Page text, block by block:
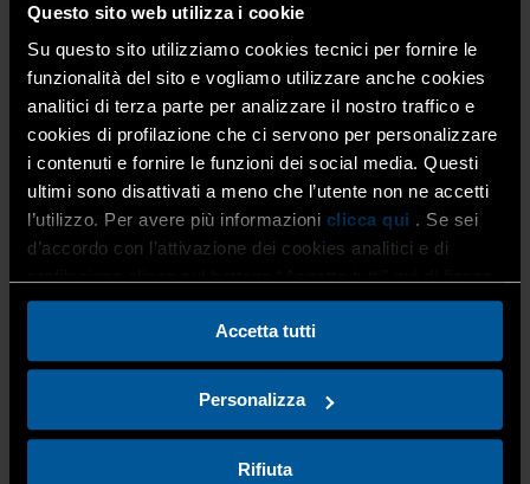
Questo sito web utilizza i cookie
Su questo sito utilizziamo cookies tecnici per fornire le
funzionalità del sito e vogliamo utilizzare anche cookies
analitici di terza parte per analizzare il nostro traffico e
cookies di profilazione che ci servono per personalizzare
i contenuti e fornire le funzioni dei social media. Questi
ultimi sono disattivati a meno che l’utente non ne accetti
l’utilizzo. Per avere più informazioni clicca qui . Se sei
d’accordo con l’attivazione dei cookies analitici e di
Accetta tutti
Personalizza
Rifiuta
Non è applicabile a:
a) prodotti in forma di fili o aste singole;
b) prodotti formati da materiali diversi dai gradi
specificati di acciaio inossidabile austenitico, acciaio
inossidabile ferritico austenitico, lamiera di acciaio
prezincato o filo di acciaio zincato con o senza
rivestimento organico.
L’appendice ZA – presente all’interno della norma – si
riferisce solo alle armature a rete a fili saldati destinate
all’utilizzo strutturale, in quanto non sussistono requisiti
regolamentati noti per prodotti di questa famiglia per
impiego non strutturale.